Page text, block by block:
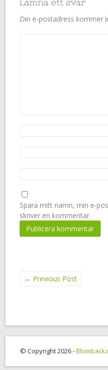
Lämna ett svar
Din e-postadress kommer
Spara mitt namn, min e-
skriver en kommentar.
← Previous Post
© Copyright 2026 -